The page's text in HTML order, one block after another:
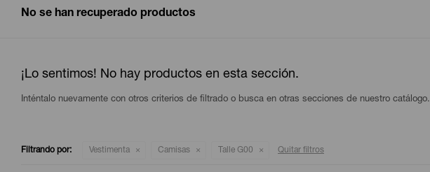
No se han recuperado productos
¡Lo sentimos! No hay productos en esta sección.
Inténtalo nuevamente con otros criterios de filtrado o busca en otras secciones de nuestro catálogo.
Filtrando por: Vestimenta Camisas Talle G00 Quitar filtros